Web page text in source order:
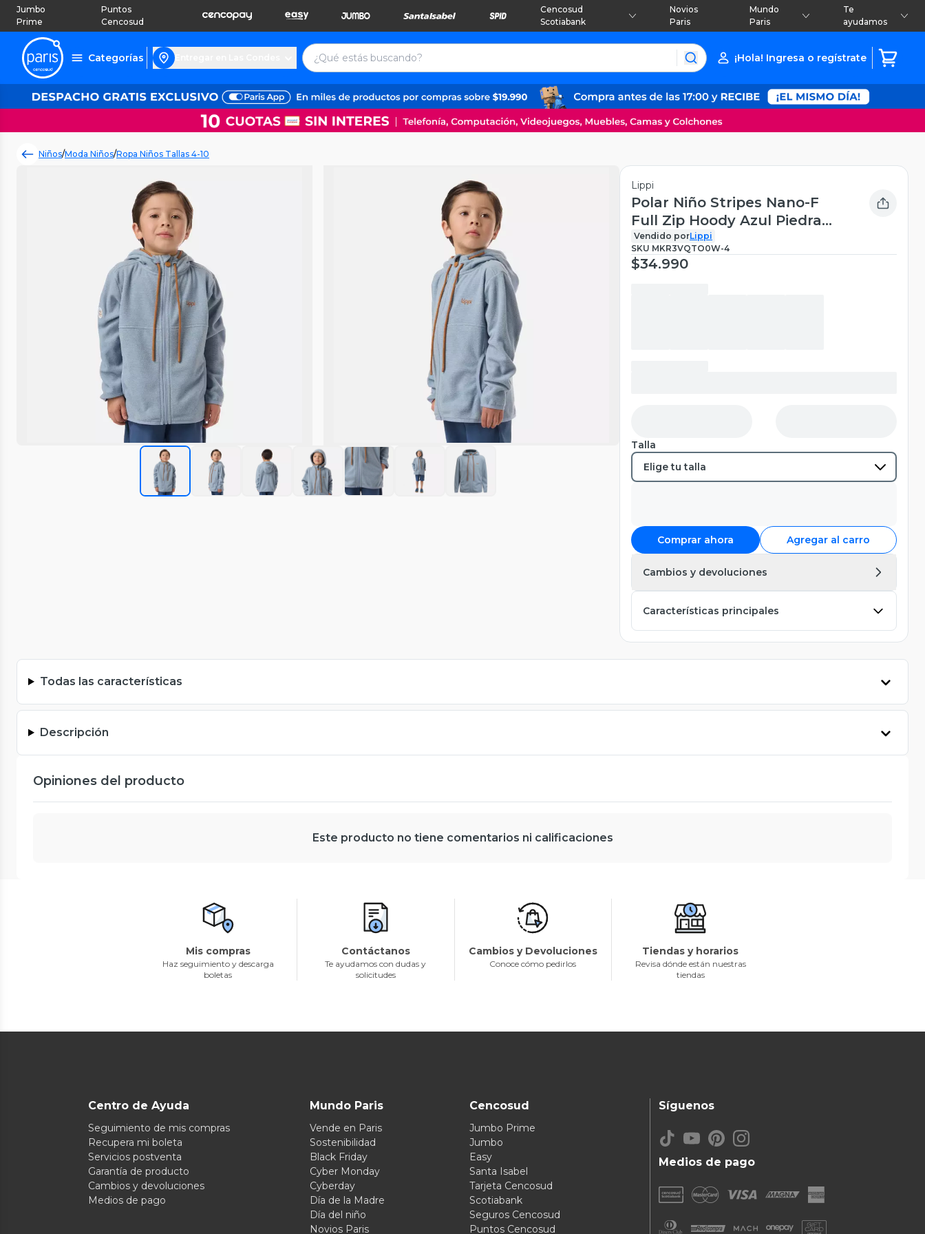
Jumbo
Prime
Puntos
Cencosud
Cencosud
Scotiabank
Novios
Paris
Mundo
Paris
Te
ayudamos
Categorías ¡Hola! Ingresa o regístrate
Niños/Moda Niños/Ropa Niños Tallas 4-10
Lippi
Polar Niño Stripes Nano-F
Full Zip Hoody Azul Piedra
Lippi V26
Vendido porLippi
SKU MKR3VQTO0W-4
$34.990
Talla
Comprar ahora Agregar al carro
Cambios y devoluciones
Características principales
Todas las características
Descripción
Opiniones del producto
Este producto no tiene comentarios ni calificaciones
Mis compras
Haz seguimiento y descarga
boletas
Contáctanos
Te ayudamos con dudas y
solicitudes
Cambios y Devoluciones
Conoce cómo pedirlos
Tiendas y horarios
Revisa dónde están nuestras
tiendas
Centro de Ayuda
Seguimiento de mis compras
Recupera mi boleta
Servicios postventa
Garantía de producto
Cambios y devoluciones
Medios de pago
Mundo Paris
Vende en Paris
Sostenibilidad
Black Friday
Cyber Monday
Cyberday
Día de la Madre
Día del niño
Novios Paris
Cencosud
Jumbo Prime
Jumbo
Easy
Santa Isabel
Tarjeta Cencosud
Scotiabank
Seguros Cencosud
Puntos Cencosud
Medios de pago
Síguenos